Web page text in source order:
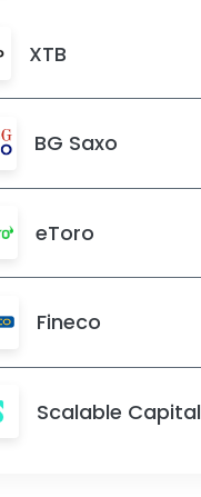
XTB
BG Saxo
eToro
Fineco
Scalable Capital